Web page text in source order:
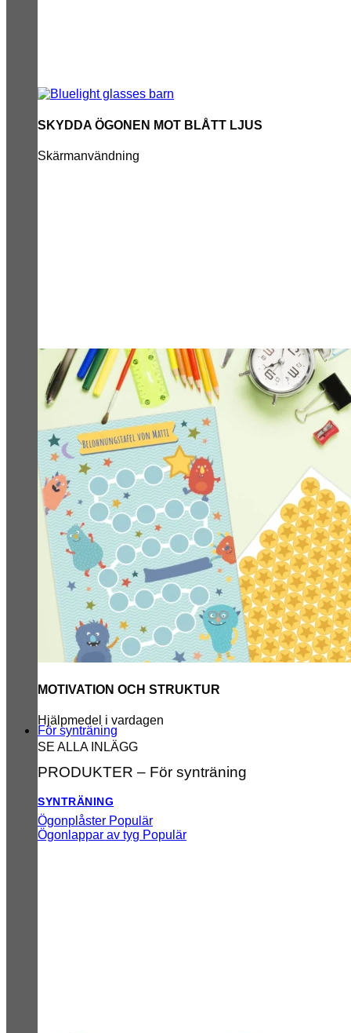
SKYDDA ÖGONEN MOT BLÅTT LJUS
Skärmanvändning
MOTIVATION OCH STRUKTUR
Hjälpmedel i vardagen
SE ALLA INLÄGG
För synträning
PRODUKTER – För synträning
SYNTRÄNING
Ögonplåster
Ögonlappar av tyg